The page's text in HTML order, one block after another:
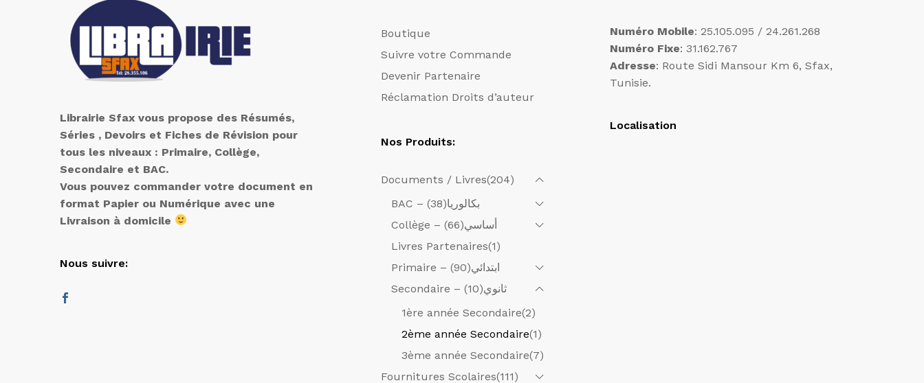
Librairie Sfax vous propose des Résumés,
Séries , Devoirs et Fiches de Révision pour
tous les niveaux : Primaire, Collège,
Secondaire et BAC.
Vous pouvez commander votre document en
format Papier ou Numérique avec une
Livraison à domicile
Nous suivre:
Boutique
Suivre votre Commande
Devenir Partenaire
Réclamation Droits d’auteur
Nos Produits:
Documents / Livres(204)
BAC – بكالوريا(38)
Collège – أساسي(66)
Livres Partenaires(1)
Primaire – ابتدائي(90)
Secondaire – ثانوي(10)
1ère année Secondaire(2)
2ème année Secondaire(1)
3ème année Secondaire(7)
Fournitures Scolaires(111)
Numéro Mobile: 25.105.095 / 24.261.268
Numéro Fixe: 31.162.767
Adresse: Route Sidi Mansour Km 6, Sfax,
Tunisie.
Localisation